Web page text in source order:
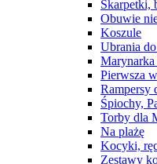
Skarpetki,
Obuwie
Koszule
Ubrania
Pierwsza
Rampersy
Śpiochy,
Torby dla
Na plażę
Kocyki,
Zestawy